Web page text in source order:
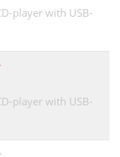
player with USB-
player with USB-